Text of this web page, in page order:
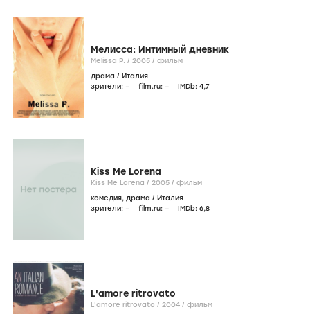
Мелисса: Интимный дневник
Melissa P. / 2005 / фильм
драма / Италия
зрители: – film.ru: – IMDb: 4,7
Kiss Me Lorena
Kiss Me Lorena / 2005 / фильм
комедия, драма / Италия
зрители: – film.ru: – IMDb: 6,8
L'amore ritrovato
L'amore ritrovato / 2004 / фильм